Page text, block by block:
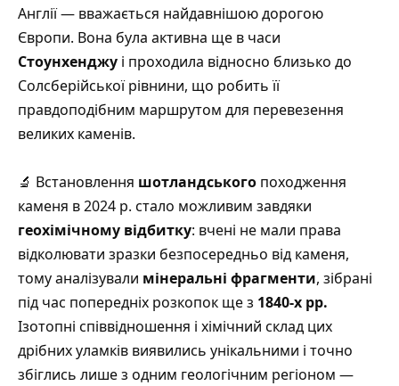
Англії — вважається найдавнішою дорогою
Європи. Вона була активна ще в часи
Стоунхенджу і проходила відносно близько до
Солсберійської рівнини, що робить її
правдоподібним маршрутом для перевезення
великих каменів.
🔬 Встановлення шотландського походження
каменя в 2024 р. стало можливим завдяки
геохімічному відбитку: вчені не мали права
відколювати зразки безпосередньо від каменя,
тому аналізували мінеральні фрагменти, зібрані
під час попередніх розкопок ще з 1840-х рр.
Ізотопні співвідношення і хімічний склад цих
дрібних уламків виявились унікальними і точно
збіглись лише з одним геологічним регіоном —